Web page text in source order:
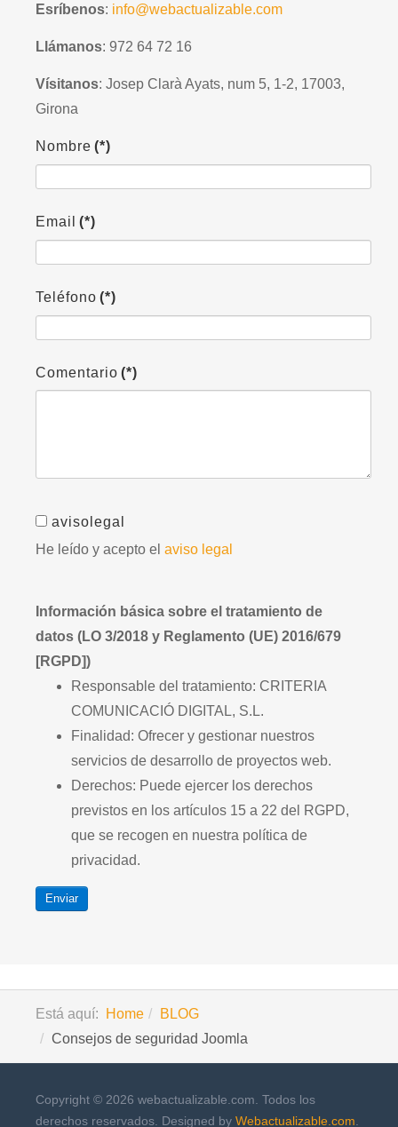
Esríbenos: info@webactualizable.com
Llámanos: 972 64 72 16
Vísitanos: Josep Clarà Ayats, num 5, 1-2, 17003,
Girona
Nombre (*)
Email (*)
Teléfono (*)
Comentario (*)
avisolegal
He leído y acepto el aviso legal
Información básica sobre el tratamiento de
datos (LO 3/2018 y Reglamento (UE) 2016/679
[RGPD])
Responsable del tratamiento: CRITERIA
COMUNICACIÓ DIGITAL, S.L.
Finalidad: Ofrecer y gestionar nuestros
servicios de desarrollo de proyectos web.
Derechos: Puede ejercer los derechos
previstos en los artículos 15 a 22 del RGPD,
que se recogen en nuestra política de
privacidad.
Enviar
Está aquí: Home
BLOG
Consejos de seguridad Joomla
Copyright © 2026 webactualizable.com. Todos los
derechos reservados. Designed by Webactualizable.com